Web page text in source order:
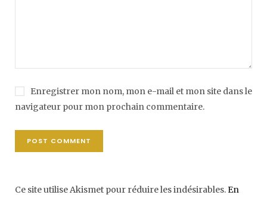
Enregistrer mon nom, mon e-mail et mon site dans le
navigateur pour mon prochain commentaire.
Ce site utilise Akismet pour réduire les indésirables.En